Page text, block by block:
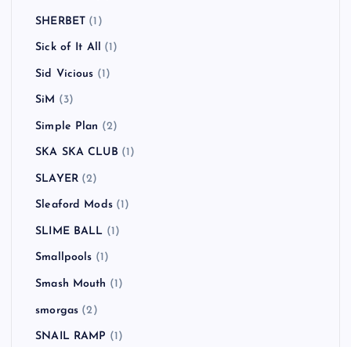
SHERBET (1)
Sick of It All (1)
Sid Vicious (1)
SiM (3)
Simple Plan (2)
SKA SKA CLUB (1)
SLAYER(2)
Sleaford Mods(1)
SLIME BALL (1)
Smallpools (1)
Smash Mouth (1)
smorgas (2)
SNAIL RAMP (1)